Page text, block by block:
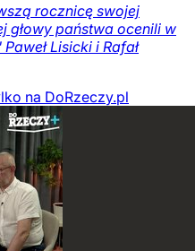
rocznicę swojej
głowy państwa ocenili w
Lisicki i Rafał
na DoRzeczy.pl